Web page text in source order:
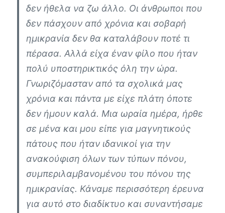
δεν ήθελα να ζω άλλο. Οι άνθρωποι που
δεν πάσχουν από χρόνια και σοβαρή
ημικρανία δεν θα καταλάβουν ποτέ τι
πέρασα. Αλλά είχα έναν φίλο που ήταν
πολύ υποστηρικτικός όλη την ώρα.
Γνωριζόμασταν από τα σχολικά μας
χρόνια και πάντα με είχε πλάτη όποτε
δεν ήμουν καλά. Μια ωραία ημέρα, ήρθε
σε μένα και μου είπε για μαγνητικούς
πάτους που ήταν ιδανικοί για την
ανακούφιση όλων των τύπων πόνου,
συμπεριλαμβανομένου του πόνου της
ημικρανίας. Κάναμε περισσότερη έρευνα
για αυτό στο διαδίκτυο και συναντήσαμε